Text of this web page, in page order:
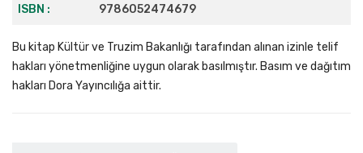
ISBN : 9786052474679
Bu kitap Kültür ve Truzim Bakanlığı tarafından alınan izinle telif
hakları yönetmenliğine uygun olarak basılmıştır. Basım ve dağıtım
hakları Dora Yayıncılığa aittir.